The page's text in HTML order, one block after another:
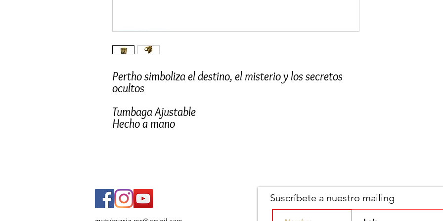
Pertho simboliza el destino, el misterio y los secretos
ocultos
Tumbaga Ajustable
Hecho a mano
Suscríbete a nuestro mailing